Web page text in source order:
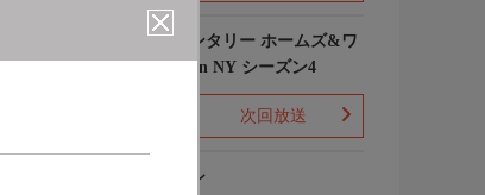
エレメンタリー ホームズ&ワ
トソン in NY シーズン4
次回放送
下山メシ